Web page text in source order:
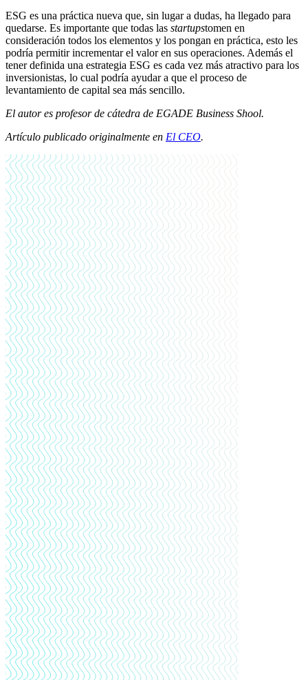
ESG es una práctica nueva que, sin lugar a dudas, ha llegado para
quedarse. Es importante que todas las startupstomen en
consideración todos los elementos y los pongan en práctica, esto les
podría permitir incrementar el valor en sus operaciones. Además el
tener definida una estrategia ESG es cada vez más atractivo para los
inversionistas, lo cual podría ayudar a que el proceso de
levantamiento de capital sea más sencillo.
El autor es profesor de cátedra de EGADE Business Shool.
Artículo publicado originalmente en El CEO.